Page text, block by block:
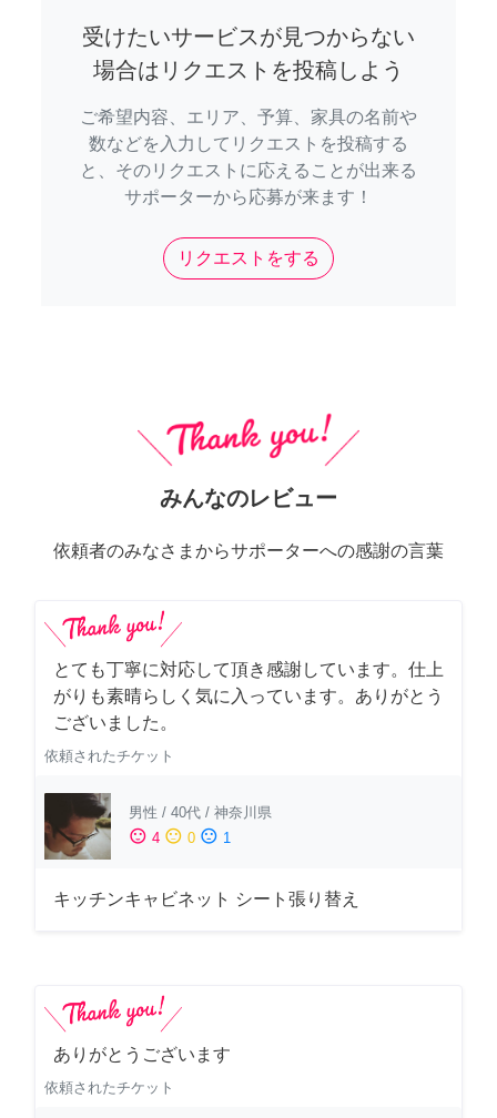
受けたいサービスが見つからない
場合はリクエストを投稿しよう
ご希望内容、エリア、予算、家具の名前や
数などを入力してリクエストを投稿する
と、そのリクエストに応えることが出来る
サポーターから応募が来ます！
リクエストをする
みんなのレビュー
依頼者のみなさまからサポーターへの感謝の言葉
とても丁寧に対応して頂き感謝しています。仕上
がりも素晴らしく気に入っています。ありがとう
ございました。
依頼されたチケット
男性 / 40代 / 神奈川県
sentiment_satisfied 4 sentiment_neutral 0 sentiment_dissatisfied 1
キッチンキャビネット シート張り替え
ありがとうございます
依頼されたチケット